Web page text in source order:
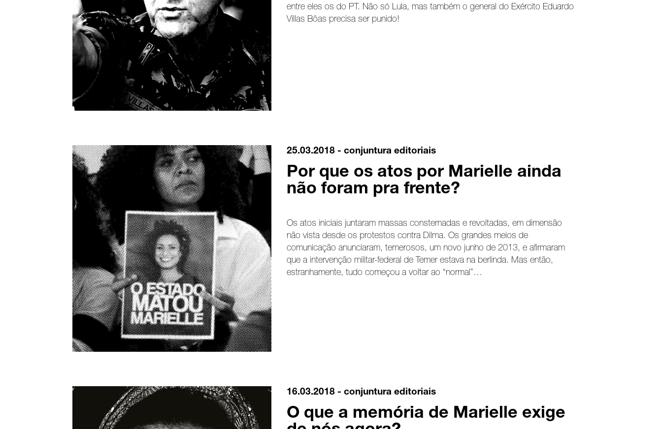
entre eles os do PT. Não só Lula, mas também o general do Exército Eduardo
Villas Bôas precisa ser punido!
25.03.2018 - conjuntura editoriais
Por que os atos por Marielle ainda
não foram pra frente?
Os atos iniciais juntaram massas consternadas e revoltadas, em dimensão
não vista desde os protestos contra Dilma. Os grandes meios de
comunicação anunciaram, temerosos, um novo junho de 2013, e afirmaram
que a intervenção militar-federal de Temer estava na berlinda. Mas então,
estranhamente, tudo começou a voltar ao “normal”…
16.03.2018 - conjuntura editoriais
O que a memória de Marielle exige